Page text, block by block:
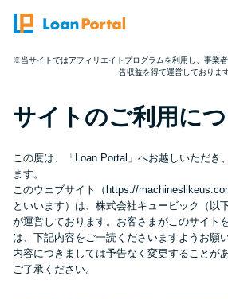
トップページ
おすすめコンテンツ
総合人気ランキ
とにかくすぐ借
※当サイトではアフィリエイトプログラムを利用し、事業
告収益を得て運営しております
サイトのご利用に
この度は、「Loan Portal」へお越しいただき
ます。
このウェブサイト（https://
といいます）は、株式会社キュービック（以
が運営しております。お客さまがこのサイト
は、下記内容をご一読くださいますようお願
内容につきましては予告なく変更することが
ご了承ください。